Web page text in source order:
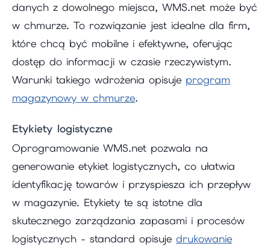
danych z dowolnego miejsca, WMS.net może być
w chmurze. To rozwiązanie jest idealne dla firm,
które chcą być mobilne i efektywne, oferując
dostęp do informacji w czasie rzeczywistym.
Warunki takiego wdrożenia opisuje program
magazynowy w chmurze.
Etykiety logistyczne
Oprogramowanie WMS.net pozwala na
generowanie etykiet logistycznych, co ułatwia
identyfikację towarów i przyspiesza ich przepływ
w magazynie. Etykiety te są istotne dla
skutecznego zarządzania zapasami i procesów
logistycznych - standard opisuje drukowanie